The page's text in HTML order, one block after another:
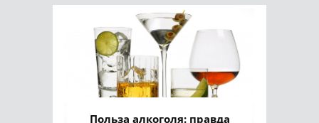
Польза алкоголя: правда